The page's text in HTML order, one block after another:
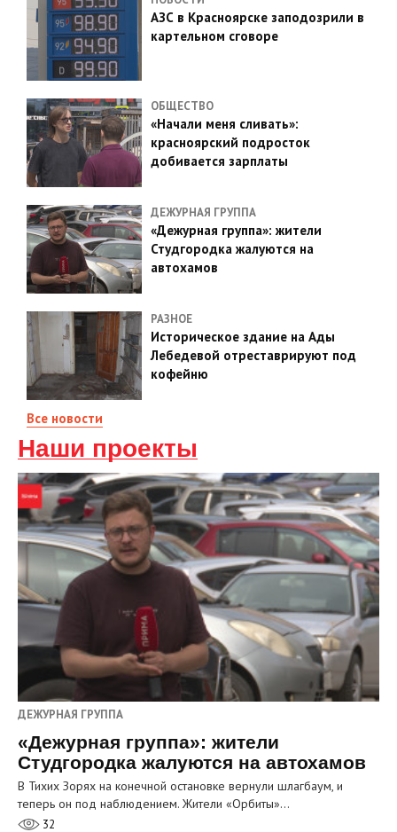
АЗС в Красноярске заподозрили в
картельном сговоре
ОБЩЕСТВО
«Начали меня сливать»:
красноярский подросток
добивается зарплаты
ДЕЖУРНАЯ ГРУППА
«Дежурная группа»: жители
Студгородка жалуются на
автохамов
РАЗНОЕ
Историческое здание на Ады
Лебедевой отреставрируют под
кофейню
Все новости
Наши проекты
ДЕЖУРНАЯ ГРУППА
«Дежурная группа»: жители
Студгородка жалуются на автохамов
В Тихих Зорях на конечной остановке вернули шлагбаум, и
теперь он под наблюдением. Жители «Орбиты»…
32